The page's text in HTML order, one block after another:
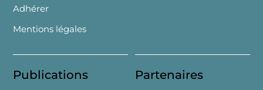
Adhérer
Mentions légales
Publications Partenaires